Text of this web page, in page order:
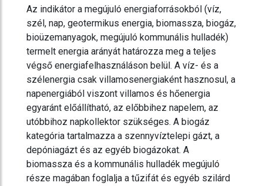
Az indikátor a megújuló energiaforrásokból (víz,
szél, nap, geotermikus energia, biomassza, biogáz,
bioüzemanyagok, megújuló kommunális hulladék)
termelt energia arányát határozza meg a teljes
végső energiafelhasználáson belül. A víz- és a
szélenergia csak villamosenergiaként hasznosul, a
napenergiából viszont villamos és hőenergia
egyaránt előállítható, az előbbihez napelem, az
utóbbihoz napkollektor szükséges. A biogáz
kategória tartalmazza a szennyvíztelepi gázt, a
depóniagázt és az egyéb biogázokat. A
biomassza és a kommunális hulladék megújuló
része magában foglalja a tűzifát és egyéb szilárd